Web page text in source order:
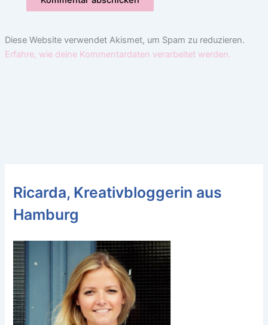
Diese Website verwendet Akismet, um Spam zu reduzieren.
Erfahre, wie deine Kommentardaten verarbeitet werden.
Ricarda, Kreativbloggerin aus
Hamburg